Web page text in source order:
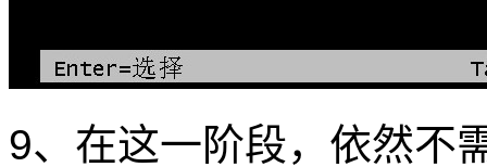
9、在这一阶段，依然不